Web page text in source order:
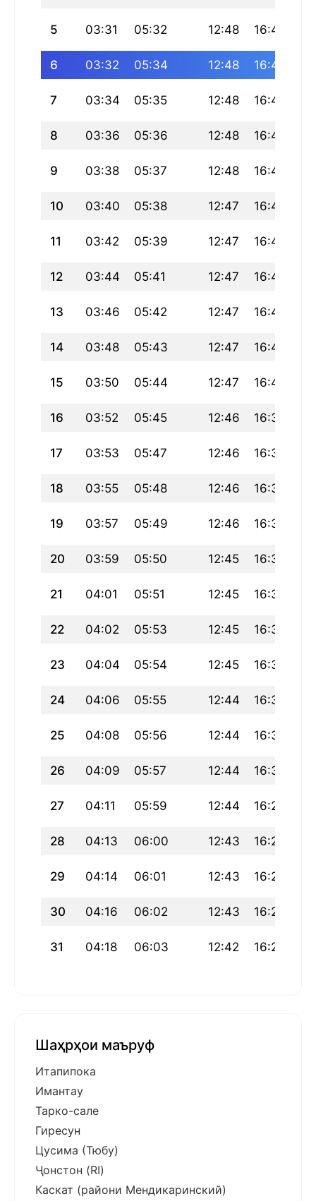
5 03:31 05:32 12:48 16:47
6 03:32 05:34 12:48 16:46
7 03:34 05:35 12:48 16:46
8 03:36 05:36 12:48 16:45
9 03:38 05:37 12:48 16:45
10 03:40 05:38 12:47 16:44
11 03:42 05:39 12:47 16:43
12 03:44 05:41 12:47 16:43
13 03:46 05:42 12:47 16:42
14 03:48 05:43 12:47 16:41
15 03:50 05:44 12:47 16:40
16 03:52 05:45 12:46 16:39
17 03:53 05:47 12:46 16:39
18 03:55 05:48 12:46 16:38
19 03:57 05:49 12:46 16:37
20 03:59 05:50 12:45 16:36
21 04:01 05:51 12:45 16:35
22 04:02 05:53 12:45 16:34
23 04:04 05:54 12:45 16:33
24 04:06 05:55 12:44 16:32
25 04:08 05:56 12:44 16:31
26 04:09 05:57 12:44 16:30
27 04:11 05:59 12:44 16:29
28 04:13 06:00 12:43 16:28
29 04:14 06:01 12:43 16:27
30 04:16 06:02 12:43 16:26
31 04:18 06:03 12:42 16:25
Шаҳрҳои маъруф
Итапипока
Имантау
Тарко-сале
Гиресун
Цусима (Тюбу)
Ҷонстон (RI)
Каскат (райони Мендикаринский)